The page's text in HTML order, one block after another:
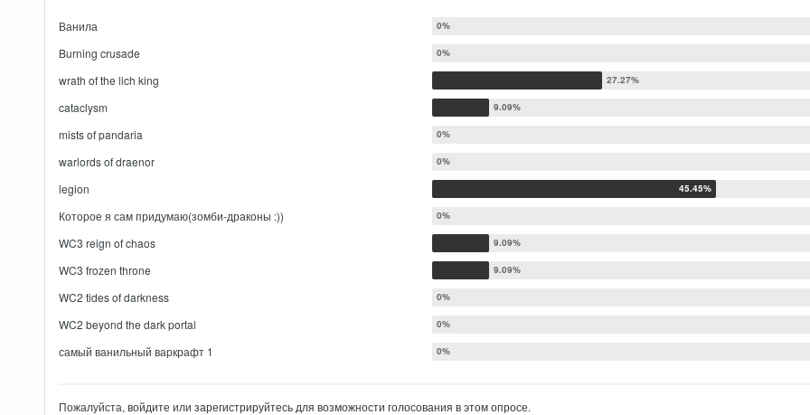
Ванила
Burning crusade
wrath of the lich king
cataclysm
mists of pandaria
warlords of draenor
legion
Которое я сам придумаю(зомби-драконы :))
WC3 reign of chaos
WC3 frozen throne
WC2 tides of darkness
WC2 beyond the dark portal
самый ванильный варкрафт 1
Пожалуйста, войдите или зарегистрируйтесьдля возможности голосования в этом опросе.